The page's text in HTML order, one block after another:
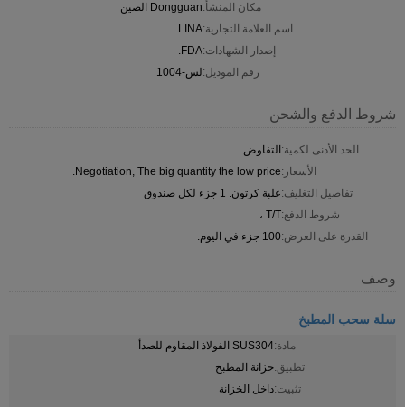
مكان المنشأ:Dongguan الصين
اسم العلامة التجارية:LINA
إصدار الشهادات:FDA.
رقم الموديل:لس-1004
شروط الدفع والشحن
الحد الأدنى لكمية: التفاوض
الأسعار:Negotiation, The big quantity the low price.
تفاصيل التغليف:علبة كرتون. 1 جزء لكل صندوق
شروط الدفع:T/T ،
القدرة على العرض:100 جزء في اليوم.
وصف
سلة سحب المطبخ
مادة:SUS304 الفولاذ المقاوم للصدأ
تطبيق:خزانة المطبخ
تثبيت:داخل الخزانة